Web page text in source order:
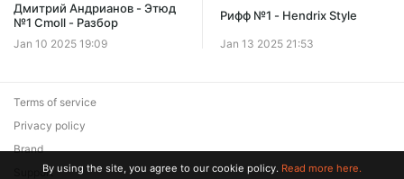
Дмитрий Андрианов - Этюд
№1 Cmoll - Разбор
Jan 10 2025 19:09
Рифф №1 - Hendrix Style
Jan 13 2025 21:53
Terms of service
Privacy policy
Brand
SupportBy using the site, you agree to our cookie policy. Read more here.